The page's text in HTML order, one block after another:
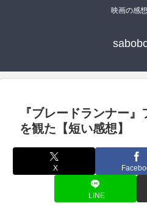
映画の感
『ブレードランナー
を観た【短い感想】
X
LINE